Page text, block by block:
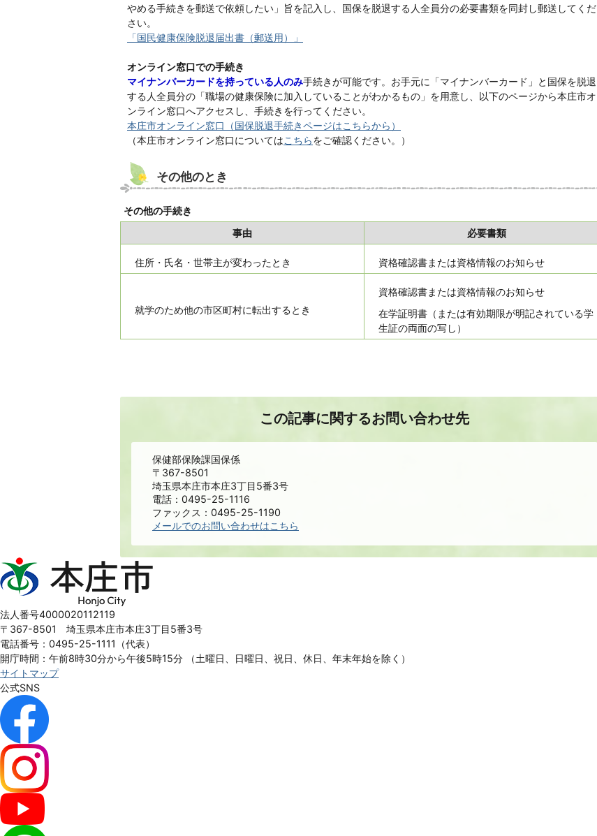
やめる手続きを郵送で依頼したい」旨を記入し、国保を脱退する人全員分の必要書類を同封し郵送してくだ
さい。
「国民健康保険脱退届出書（郵送用）」
オンライン窓口での手続き
マイナンバーカードを持っている人のみ手続きが可能です。お手元に「マイナンバーカード」と国保を脱退
する人全員分の「職場の健康保険に加入していることがわかるもの」を用意し、以下のページから本庄市オ
ンライン窓口へアクセスし、手続きを行ってください。
本庄市オンライン窓口（国保脱退手続きページはこちらから）
（本庄市オンライン窓口についてはこちらをご確認ください。）
その他のとき
その他の手続き
事由
必要書類
住所・氏名・世帯主が変わったとき 資格確認書または資格情報のお知らせ
就学のため他の市区町村に転出するとき
資格確認書または資格情報のお知らせ
在学証明書（または有効期限が明記されている学
生証の両面の写し）
この記事に関するお問い合わせ先
保健部保険課国保係
〒367-8501
埼玉県本庄市本庄3丁目5番3号
電話：0495-25-1116
ファックス：0495-25-1190
メールでのお問い合わせはこちら
本
庄
Honjo
City
法人番号4000020112119
〒367-8501 埼玉県本庄市本庄3丁目5番3号
電話番号：0495-25-1111（代表）
開庁時間：午前8時30分から午後5時15分
（土曜日、日曜日、祝日、休日、年末年始を除く）
サイトマップ
公式SNS